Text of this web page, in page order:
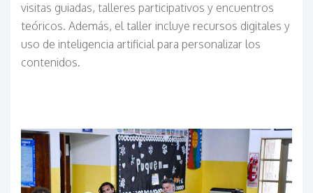
visitas guiadas, talleres participativos y encuentros
teóricos. Además, el taller incluye recursos digitales y
uso de inteligencia artificial para personalizar los
contenidos.